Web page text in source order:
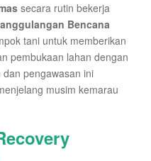
secara rutin bekerja
Bencana
tani untuk memberikan
pembukaan lahan dengan
pengawasan ini
musim kemarau